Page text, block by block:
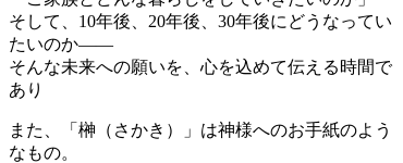
そして、10年後、20年後、30年後にどうなってい
たいのか——
そんな未来への願いを、心を込めて伝える時間で
あり
また、「榊（さかき）」は神様へのお手紙のよう
なもの。